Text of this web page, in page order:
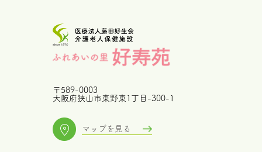
〒589-0003
大阪府狭山市東野東1丁目-300-1
マップを見る